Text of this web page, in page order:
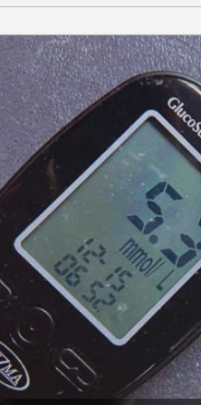
SEKCIJE
društvo
kultura
sport
fudbal
košarka
rukomet
e-sport
ostali